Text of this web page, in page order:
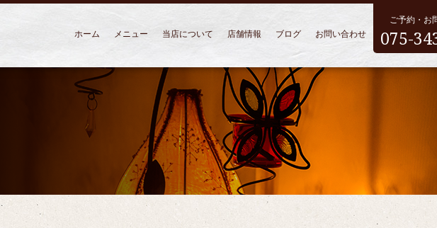
ホーム メニュー 当店について 店舗情報 ブログ お問い合わせ
ご予約・お
075-